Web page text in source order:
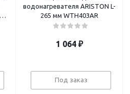
водонагревателя ARISTON L-
265 мм WTH403AR
1 064 ₽
Под заказ